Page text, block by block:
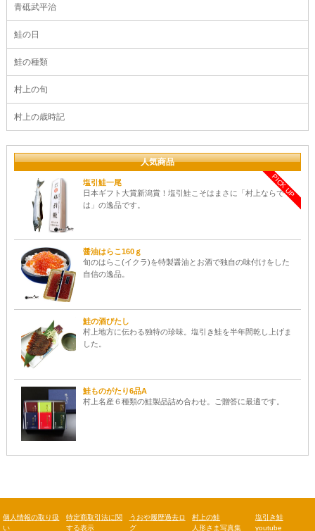
青砥武平治
鮭の日
鮭の種類
村上の旬
村上の歳時記
人気商品
塩引鮭一尾
日本ギフト大賞新潟賞！塩引鮭こそはまさに「村上ならで
は」の逸品です。
PICK UP
醤油はらこ160ｇ
旬のはらこ(イクラ)を特製醤油とお酒で独自の味付けをした
自信の逸品。
鮭の酒びたし
村上地方に伝わる独特の珍味。塩引き鮭を半年間乾し上げま
した。
鮭ものがたり6品A
村上名産６種類の鮭製品詰め合わせ。ご贈答に最適です。
個人情報の取り扱
い
特定商取引法に関
する表示
うおや履歴過去ロ
グ
村上の鮭
人形さま写真集
塩引き鮭
youtube